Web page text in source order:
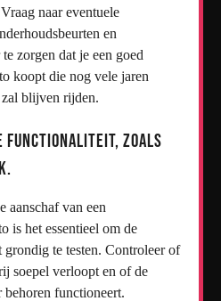
naar eventuele
en
zorgen dat je een goed
koopt die nog vele jaren
blijven rijden.
functionaliteit, zoals
aanschaf van een
is het essentieel om de
te testen. Controleer of
soepel verloopt en of de
functioneert.